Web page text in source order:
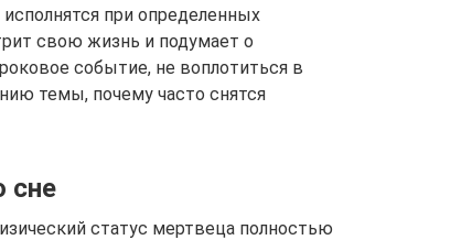
при определенных
свою жизнь и подумает о
событие, не воплотиться в
темы, почему часто снятся
сне
статус мертвеца полностью